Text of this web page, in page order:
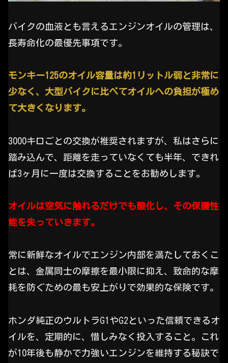
バイクの血液とも言えるエンジンオイルの管理は、
長寿命化の最優先事項です。
モンキー125のオイル容量は約1リットル弱と非常に
少なく、大型バイクに比べてオイルへの負担が極め
て大きくなります。
3000キロごとの交換が推奨されますが、私はさらに
踏み込んで、距離を走っていなくても半年、できれ
ば3ヶ月に一度は交換することをお勧めします。
オイルは空気に触れるだけでも酸化し、その保護性
能を失っていきます。
常に新鮮なオイルでエンジン内部を満たしておくこ
とは、金属同士の摩擦を最小限に抑え、致命的な摩
耗を防ぐための最も安上がりで効果的な保険です。
ホンダ純正のウルトラG1やG2といった信頼できるオ
イルを、定期的に、惜しみなく投入すること。これ
が10年後も静かで力強いエンジンを維持する秘訣で